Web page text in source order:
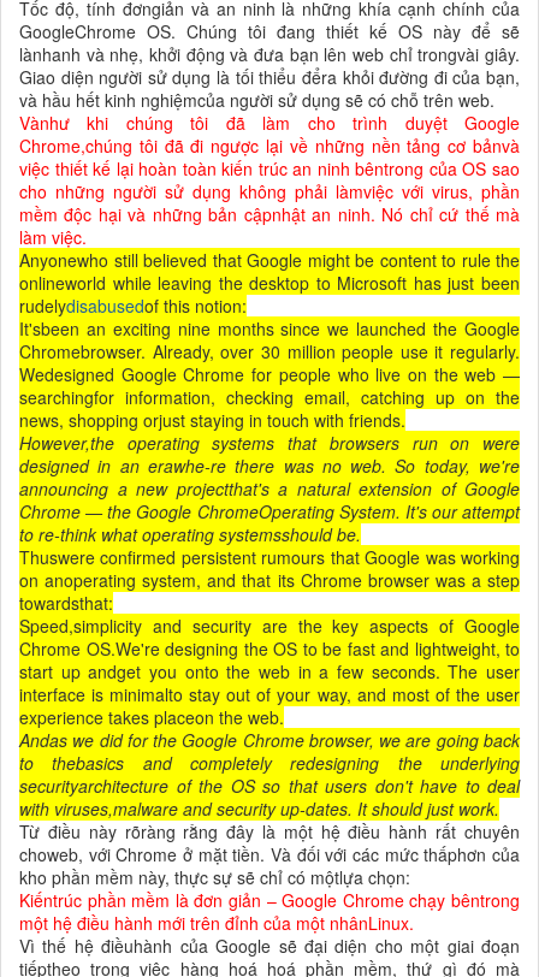
Tốc độ, tính đơngiản và an ninh là những khía cạnh chính của
GoogleChrome OS. Chúng tôi đang thiết kế OS này để sẽ
lànhanh và nhẹ, khởi động và đưa bạn lên web chỉ trongvài giây.
Giao diện người sử dụng là tối thiểu đểra khỏi đường đi của bạn,
và hầu hết kinh nghiệmcủa người sử dụng sẽ có chỗ trên web.
Vànhư khi chúng tôi đã làm cho trình duyệt Google
Chrome,chúng tôi đã đi ngược lại về những nền tảng cơ bảnvà
việc thiết kế lại hoàn toàn kiến trúc an ninh bêntrong của OS sao
cho những người sử dụng không phải làmviệc với virus, phần
mềm độc hại và những bản cậpnhật an ninh. Nó chỉ cứ thế mà
làm việc.
Anyonewho still believed that Google might be content to rule the
onlineworld while leaving the desktop to Microsoft has just been
rudelydisabusedof this notion:
It'sbeen an exciting nine months since we launched the Google
Chromebrowser. Already, over 30 million people use it regularly.
Wedesigned Google Chrome for people who live on the web —
searchingfor information, checking email, catching up on the
news, shopping orjust staying in touch with friends.
However,the operating systems that browsers run on were
designed in an erawhe-re there was no web. So today, we're
announcing a new projectthat's a natural extension of Google
Chrome — the Google ChromeOperating System. It's our attempt
to re-think what operating systemsshould be.
Thuswere confirmed persistent rumours that Google was working
on anoperating system, and that its Chrome browser was a step
towardsthat:
Speed,simplicity and security are the key aspects of Google
Chrome OS.We're designing the OS to be fast and lightweight, to
start up andget you onto the web in a few seconds. The user
interface is minimalto stay out of your way, and most of the user
experience takes placeon the web.
Andas we did for the Google Chrome browser, we are going back
to thebasics and completely redesigning the underlying
securityarchitecture of the OS so that users don't have to deal
with viruses,malware and security up-dates. It should just work.
Từ điều này rõràng rằng đây là một hệ điều hành rất chuyên
choweb, với Chrome ở mặt tiền. Và đối với các mức thấphơn của
kho phần mềm này, thực sự sẽ chỉ có mộtlựa chọn:
Kiếntrúc phần mềm là đơn giản – Google Chrome chạy bêntrong
một hệ điều hành mới trên đỉnh của một nhânLinux.
Vì thế hệ điềuhành của Google sẽ đại diện cho một giai đoạn
tiếptheo trong việc hàng hoá hoá phần mềm, thứ gì đó mà